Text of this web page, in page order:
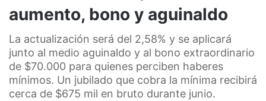
aumento, bono y aguinaldo
La actualización será del 2,58% y se aplicará
junto al medio aguinaldo y al bono extraordinario
de $70.000 para quienes perciben haberes
mínimos. Un jubilado que cobra la mínima recibirá
cerca de $675 mil en bruto durante junio.